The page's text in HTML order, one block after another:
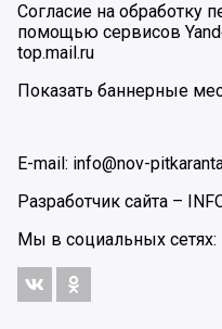
Согласие на обработку
помощью сервисов
top.mail.ru
Показать баннерные
E-mail: info@nov-
Разработчик сайта –
Мы в социальных сетях: